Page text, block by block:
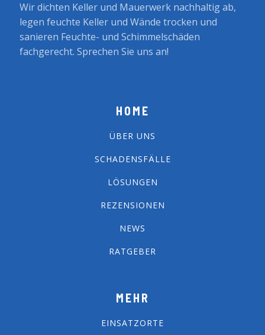
Wir dichten Keller und Mauerwerk nachhaltig ab,
legen feuchte Keller und Wände trocken und
sanieren Feuchte- und Schimmelschäden
fachgerecht. Sprechen Sie uns an!
HOME
ÜBER UNS
SCHADENSFÄLLE
LÖSUNGEN
REZENSIONEN
NEWS
RATGEBER
MEHR
EINSATZORTE